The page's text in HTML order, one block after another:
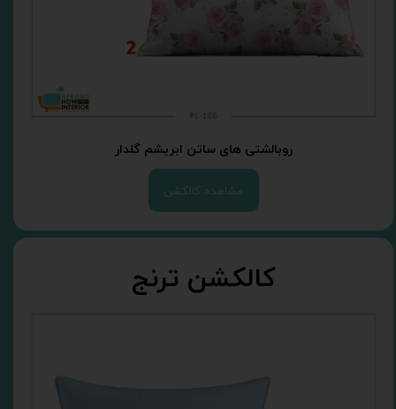
روبالشتی های ساتن ابریشم گلدار
مشاهده کالکشن
کالکشن ترنج